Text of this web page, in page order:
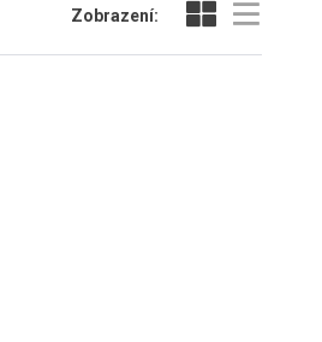
Zobrazení: